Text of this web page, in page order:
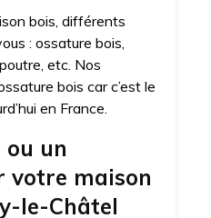
bois, différents
: ossature bois,
etc. Nos
bois car c’est le
en France.
un
votre maison
le-Châtel